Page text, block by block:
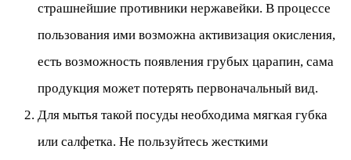
страшнейшие противники нержавейки. В процессе
пользования ими возможна активизация окисления,
есть возможность появления грубых царапин, сама
продукция может потерять первоначальный вид.
Для мытья такой посуды необходима мягкая губка
или салфетка. Не пользуйтесь жесткими